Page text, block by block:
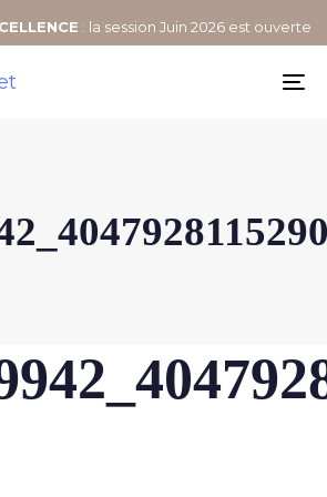
: la session Juin 2026 est ouverte